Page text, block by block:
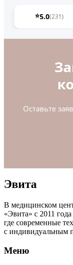
⭐5.0(231)
Оставьте
Эвита
В медицинском
«Эвита» с 2011
где современные
с индивидуальным
Меню